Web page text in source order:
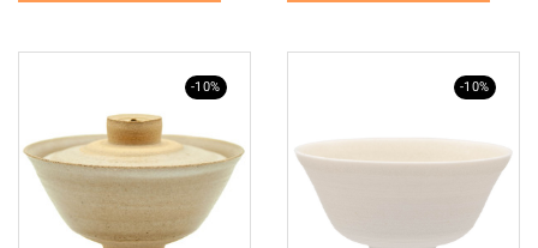
-10% -10%